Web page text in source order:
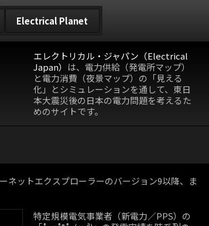
Electrical Planet
エレクトリカル・ジャパン（Electrical
Japan） は、電力供給（発電所マップ）
と電力消費（夜景マップ）の「見える
化」とシミュレーションを通して、東日
本大震災後の日本の電力問題を考えるた
めのサイトです。
ネットエクスプローラーのバージョン9以降、ま
特定規模電気事業者（新電力／PPS）の